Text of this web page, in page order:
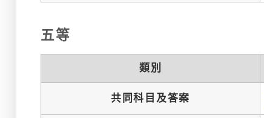
五等
類別
共同科目及答案